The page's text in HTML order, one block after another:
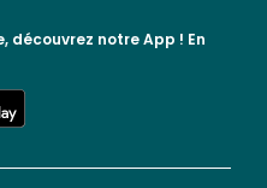
découvrez notre App ! En